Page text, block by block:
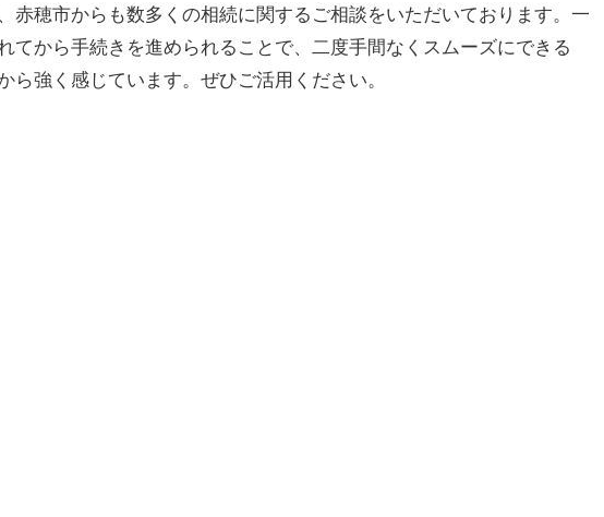
赤穂市からも数多くの相続に関するご相談をいただいております。一
てから手続きを進められることで、二度手間なくスムーズにできる
ら強く感じています。ぜひご活用ください。